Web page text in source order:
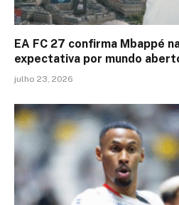
EA FC 27 confirma Mbappé
expectativa por mundo
julho 23, 2026